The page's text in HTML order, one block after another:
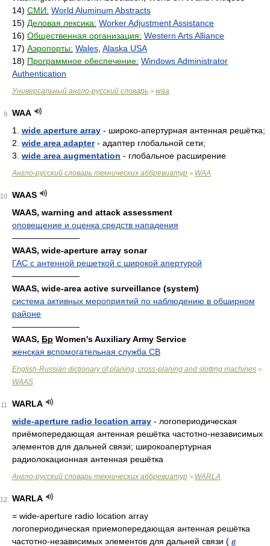
14) СМИ: World Aluminum Abstracts
15) Деловая лексика: Worker Adjustment Assistance
16) Общественная организация: Western Arts Alliance
17) Аэропорты: Wales Alaska USA
18) Программное обеспечение: Windows Administrator
Authentication
Универсальный англо-русский словарь > waa
9
WAA
1. wide aperture array - широко-апертурная антенная решётка;
2. wide area adapter- адаптер глобальной сети;
3. wide area augmentation - глобальное расширение
Англо-русский словарь технических аббревиатур > WAA
10
WAAS
WAAS, warning and attack assessment
оповещение и оценка средств нападения
————————
WAAS, wide-aperture array sonar
ГАС с антенной решеткой с широкой апертурой
————————
WAAS, wide-area active surveillance (system)
система активных мероприятий по наблюдению в обширном
районе
————————
WAAS, Бр Women's Auxiliary Army Service
женская вспомогательная служба СВ
English-Russian dictionary of planing, cross-planing and slotting machines >
WAAS
11
WARLA
wide-aperture radio location array - логопериодическая
приёмопередающая антенная решётка частотно-независимых
элементов для дальней связи; широкоапертурная
радиолокационная антенная решётка
Англо-русский словарь технических аббревиатур > WARLA
12
WARLA
= wide-aperture radio location array
логопериодическая приемопередающая антенная решётка
частотно-независимых элементов для дальней связи ( в